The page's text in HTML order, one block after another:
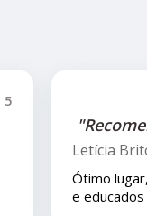
Isla
Nos
eles pelo